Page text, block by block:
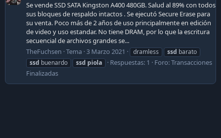
Se vende SSD SATA Kingston A400 480GB. Salud al 89% con todos
sus bloques de respaldo intactos . Se ejecutó Secure Erase para
su venta. Poco más de 2 años de uso principalmente en edición
de video y uso estandar. No tiene DRAM, por lo que la escritura
secuencial de archivos grandes se...
TheFuchsen Tema 3 Marzo 2021 dramless ssd barato
ssd buenardo ssd piola Respuestas: 1 Foro:Transacciones
Finalizadas